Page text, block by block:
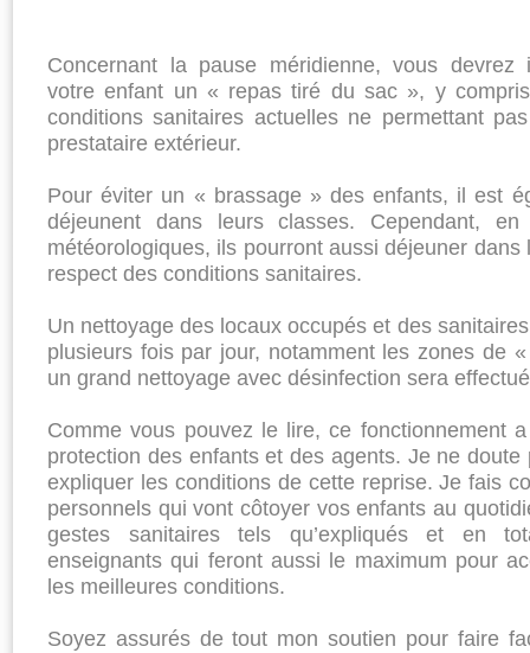
Concernant la pause méridienne, vous devrez
votre enfant un « repas tiré du sac », y
conditions sanitaires actuelles ne permettant
prestataire extérieur.
Pour éviter un « brassage » des enfants, il est
déjeunent dans leurs classes. Cependant,
météorologiques, ils pourront aussi déjeuner dans
respect des conditions sanitaires.
Un nettoyage des locaux occupés et des
plusieurs fois par jour, notamment les zones de
un grand nettoyage avec désinfection sera
Comme vous pouvez le lire, ce fonctionnement
protection des enfants et des agents. Je ne
expliquer les conditions de cette reprise. Je fais
personnels qui vont côtoyer vos enfants au
gestes sanitaires tels qu’expliqués et en
enseignants qui feront aussi le maximum pour
les meilleures conditions.
Soyez assurés de tout mon soutien pour faire